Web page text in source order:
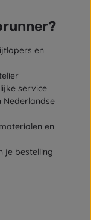
en
service
Nederlandse
en
je bestelling